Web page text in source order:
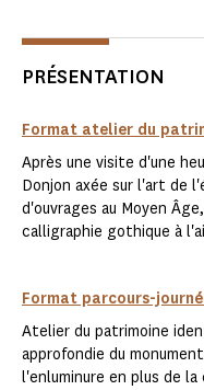
PRÉSENTATION
Format atelier du
Après une visite d'une
Donjon axée sur l'art de
d'ouvrages au Moyen
calligraphie gothique à
Format parcours-
Atelier du patrimoine
approfondie du
l'enluminure en plus de